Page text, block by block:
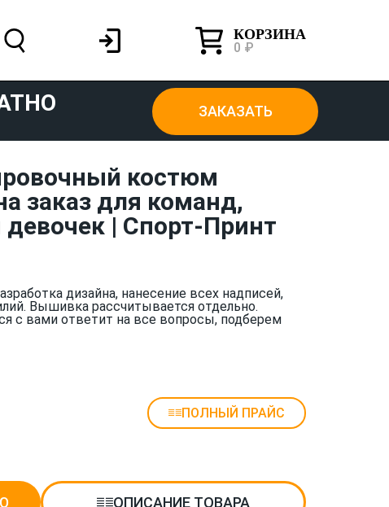
КОРЗИНА
0 ₽
ЗАКАЗАТЬ
костюм
заказ для команд,
| Спорт-Принт
дизайна, нанесение всех надписей,
Вышивка рассчитывается отдельно.
с вами ответит на все вопросы, подберем
ПОЛНЫЙ ПРАЙС
ОПИСАНИЕ ТОВАРА